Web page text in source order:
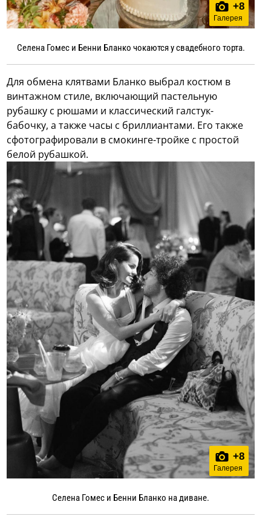
+8
Галерея
Селена Гомес и Бенни Бланко чокаются у свадебного торта.
Для обмена клятвами Бланко выбрал костюм в
винтажном стиле, включающий пастельную
рубашку с рюшами и классический галстук-
бабочку, а также часы с бриллиантами. Его также
сфотографировали в смокинге-тройке с простой
белой рубашкой.
+8
Галерея
Селена Гомес и Бенни Бланко на диване.